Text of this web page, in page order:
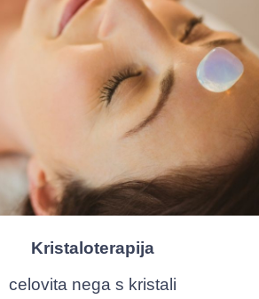
Kristaloterapija
celovita nega s kristali